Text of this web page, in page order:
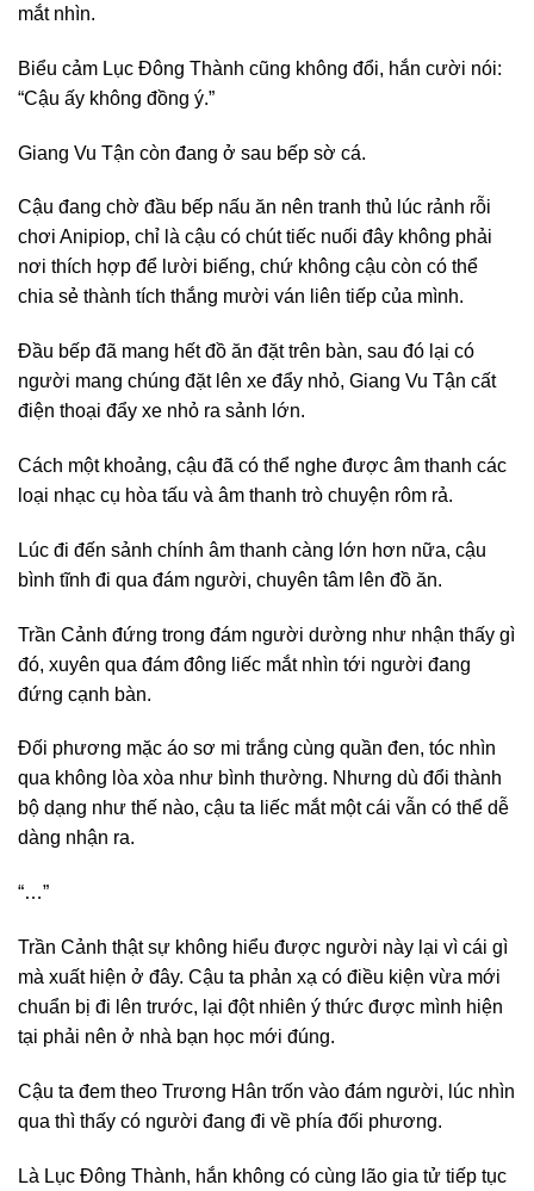
mắt nhìn.
Biểu cảm Lục Đông Thành cũng không đổi, hắn cười nói:
“Cậu ấy không đồng ý.”
Giang Vu Tận còn đang ở sau bếp sờ cá.
Cậu đang chờ đầu bếp nấu ăn nên tranh thủ lúc rảnh rỗi
chơi Anipiop, chỉ là cậu có chút tiếc nuối đây không phải
nơi thích hợp để lười biếng, chứ không cậu còn có thể
chia sẻ thành tích thắng mười ván liên tiếp của mình.
Đầu bếp đã mang hết đồ ăn đặt trên bàn, sau đó lại có
người mang chúng đặt lên xe đẩy nhỏ, Giang Vu Tận cất
điện thoại đẩy xe nhỏ ra sảnh lớn.
Cách một khoảng, cậu đã có thể nghe được âm thanh các
loại nhạc cụ hòa tấu và âm thanh trò chuyện rôm rả.
Lúc đi đến sảnh chính âm thanh càng lớn hơn nữa, cậu
bình tĩnh đi qua đám người, chuyên tâm lên đồ ăn.
Trần Cảnh đứng trong đám người dường như nhận thấy gì
đó, xuyên qua đám đông liếc mắt nhìn tới người đang
đứng cạnh bàn.
Đối phương mặc áo sơ mi trắng cùng quần đen, tóc nhìn
qua không lòa xòa như bình thường. Nhưng dù đổi thành
bộ dạng như thế nào, cậu ta liếc mắt một cái vẫn có thể dễ
dàng nhận ra.
“…”
Trần Cảnh thật sự không hiểu được người này lại vì cái gì
mà xuất hiện ở đây. Cậu ta phản xạ có điều kiện vừa mới
chuẩn bị đi lên trước, lại đột nhiên ý thức được mình hiện
tại phải nên ở nhà bạn học mới đúng.
Cậu ta đem theo Trương Hân trốn vào đám người, lúc nhìn
qua thì thấy có người đang đi về phía đối phương.
Là Lục Đông Thành, hắn không có cùng lão gia tử tiếp tục